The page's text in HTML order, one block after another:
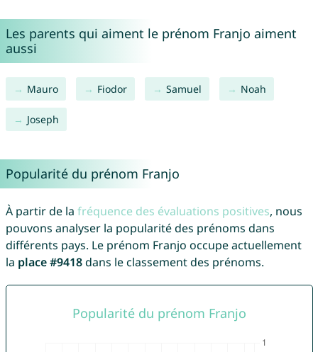
Les parents qui aiment le prénom Franjo aiment
aussi
Mauro Fiodor Samuel Noah
Joseph
Popularité du prénom Franjo
À partir de la fréquence des évaluations positives, nous
pouvons analyser la popularité des prénoms dans
différents pays. Le prénom Franjo occupe actuellement
la place #9418dans le classement des prénoms.